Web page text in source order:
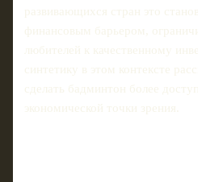
развивающихся стран это
финансовым барьером,
любителей к качественному
синтетику в этом контексте
сделать бадминтон более
экономической точки зрения.